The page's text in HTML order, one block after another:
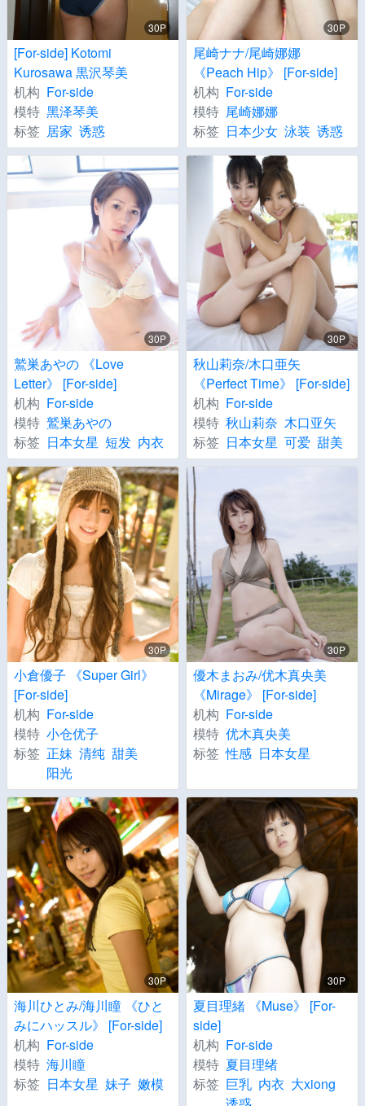
30P
[For-side] Kotomi
Kurosawa 黒沢琴美
机构 For-side
模特 黑泽琴美
标签 居家 诱惑
30P
尾崎ナナ/尾崎娜娜
《Peach Hip》 [For-side]
机构 For-side
模特 尾崎娜娜
标签 日本少女 泳装 诱惑
30P
鷲巣あやの 《Love
Letter》 [For-side]
机构 For-side
模特 鷲巣あやの
标签 日本女星 短发 内衣
30P
秋山莉奈/木口亜矢
《Perfect Time》 [For-side]
机构 For-side
模特 秋山莉奈 木口亚矢
标签 日本女星 可爱 甜美
30P
小倉優子 《Super Girl》
[For-side]
机构 For-side
模特 小仓优子
标签 正妹 清纯 甜美
阳光
30P
優木まおみ/优木真央美
《Mirage》 [For-side]
机构 For-side
模特 优木真央美
标签 性感 日本女星
30P
海川ひとみ/海川瞳 《ひと
みにハッスル》 [For-side]
机构 For-side
模特 海川瞳
标签 日本女星 妹子 嫩模
30P
夏目理緒 《Muse》 [For-
side]
机构 For-side
模特 夏目理绪
标签 巨乳 内衣 大xiong